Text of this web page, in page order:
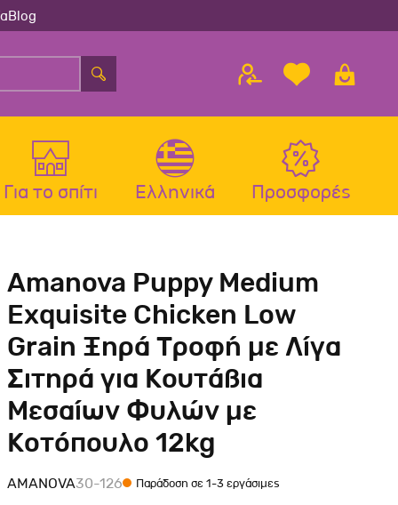
Blog
Μπολ-Ταιστρες-Ποτίστρες Σκύλου
Περιλαίμια Σκύλου
Σαμαράκια Σκύλου
Οδηγοί-Πτυσσόμενοι Οδηγοί
Σκύλου
Αλυσίδες-Φίμωτρα Σκύλου
Παιχνίδια Σκύλου
Ρουχαλάκια Σκύλου
Μπολ-Ταιστρες-Ποτίστρες Γάτας
Περιλαίμια-Σαμαράκια Γάτας
Παιχνίδια Γάτας
Ονυχοδρόμια Γάτας
Ταυτότητες Γάτας
Οδηγοί Γάτας
Για το σπίτι Ελληνικά Προσφορές
Amanova Puppy Medium
Exquisite Chicken Low
Grain Ξηρά Τροφή με Λίγα
Σιτηρά για Κουτάβια
Μεσαίων Φυλών με
Κοτόπουλο 12kg
AMANOVA30-126 Παράδοση σε 1-3 εργάσιμες